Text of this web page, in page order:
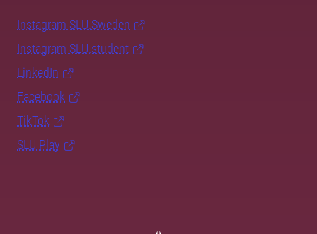
Instagram SLU.Sweden
Instagram SLU.student
LinkedIn
Facebook
TikTok
SLU Play